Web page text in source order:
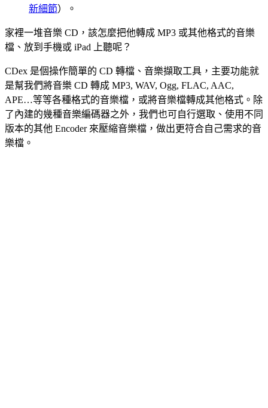
新細節）。
家裡一堆音樂 CD，該怎麼把他轉成 MP3 或其他格式的音樂
檔、放到手機或 iPad 上聽呢？
CDex 是個操作簡單的 CD 轉檔、音樂擷取工具，主要功能就
是幫我們將音樂 CD 轉成 MP3, WAV, Ogg, FLAC, AAC,
APE…等等各種格式的音樂檔，或將音樂檔轉成其他格式。除
了內建的幾種音樂編碼器之外，我們也可自行選取、使用不同
版本的其他 Encoder 來壓縮音樂檔，做出更符合自己需求的音
樂檔。